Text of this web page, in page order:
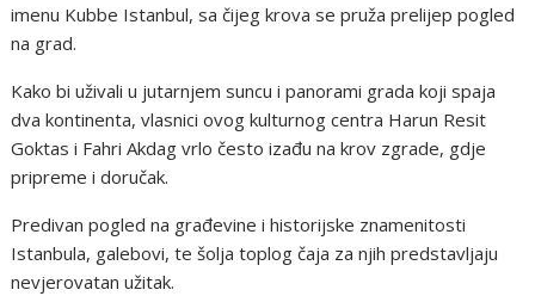
imenu Kubbe Istanbul, sa čijeg krova se pruža prelijep pogled
na grad.
Kako bi uživali u jutarnjem suncu i panorami grada koji spaja
dva kontinenta, vlasnici ovog kulturnog centra Harun Resit
Goktas i Fahri Akdag vrlo često izađu na krov zgrade, gdje
pripreme i doručak.
Predivan pogled na građevine i historijske znamenitosti
Istanbula, galebovi, te šolja toplog čaja za njih predstavljaju
nevjerovatan užitak.